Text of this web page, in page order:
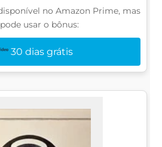
no Amazon Prime, mas
usar o bônus:
30 dias grátis